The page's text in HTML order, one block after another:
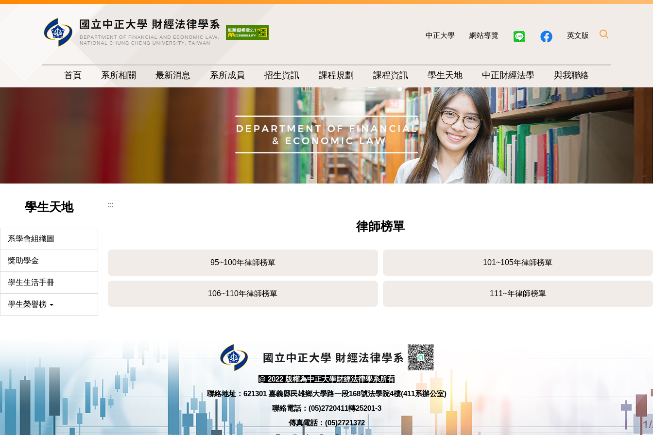
中正大學 網站導覽 英文版
首頁 系所相關 最新消息 系所成員 招生資訊 課程規劃 課程資訊 學生天地 中正財經法學 與我聯絡
學生天地
系學會組織圖
獎助學金
學生生活手冊
學生榮譽榜
:::
律師榜單
95~100年律師榜單 101~105年律師榜單
106~110年律師榜單 111~年律師榜單
@ 2022 版權為中正大學財經法律學系所有
聯絡地址：621301 嘉義縣民雄鄉大學路一段168號法學院4樓(411系辦公室)
聯絡電話：(05)2720411轉25201-3
傳真電話：(05)2721372